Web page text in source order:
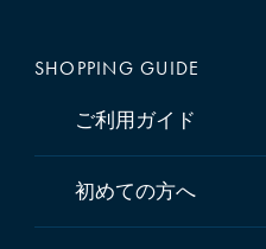
SHOPPING GUIDE
ご利用ガイド
初めての方へ